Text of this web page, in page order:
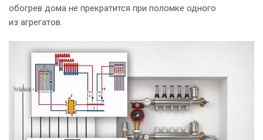
обогрев дома не прекратится при поломке одного
из агрегатов.